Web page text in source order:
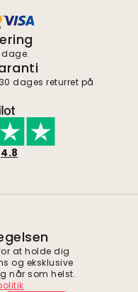
dages returret på
4.8
at holde dig
og eksklusive
når som helst.